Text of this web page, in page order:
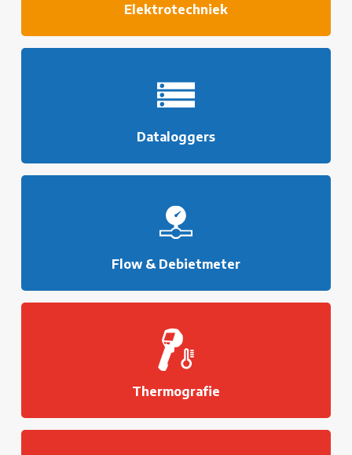
Elektrotechniek
Dataloggers
Flow & Debietmeter
Thermografie